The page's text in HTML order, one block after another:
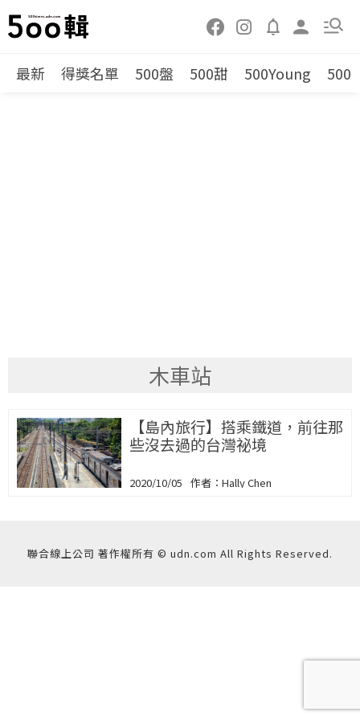
最新 得獎名單 500盤 500甜 500Young 500
木車站
【島內旅行】搭乘鐵道，前往那
些沒去過的台灣祕境
2020/10/05 Hally Chen
聯合線上公司 著作權所有 © udn.com All Rights Reserved.